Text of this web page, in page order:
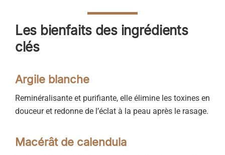
Les bienfaits des ingrédients
clés
Argile blanche
Reminéralisante et purifiante, elle élimine les toxines en
douceur et redonne de l’éclat à la peau après le rasage.
Macérât de calendula